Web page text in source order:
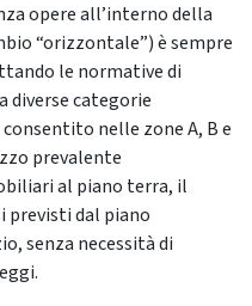
opere all’interno della
“orizzontale”) è sempre
le normative di
diverse categorie
nelle zone A, B e
prevalente
al piano terra, il
previsti dal piano
senza necessità di